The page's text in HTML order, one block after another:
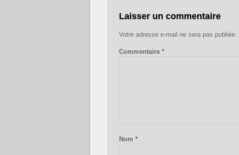
Laisser un commentaire
Votre adresse e-mail ne sera pas publiée.
Commentaire *
Nom *